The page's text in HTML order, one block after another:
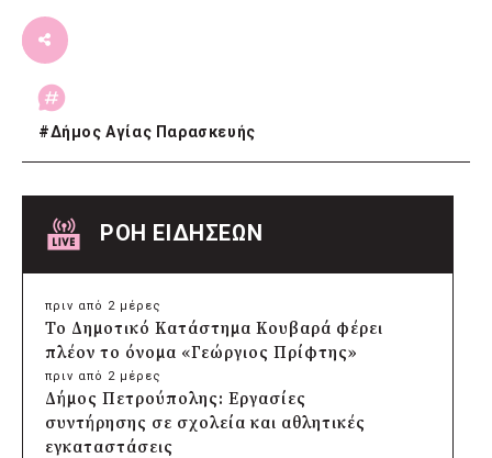
#Δήμος Αγίας Παρασκευής
ΡΟΗ ΕΙΔΗΣΕΩΝ
πριν από 2 μέρες
Το Δημοτικό Κατάστημα Κουβαρά φέρει
πλέον το όνομα «Γεώργιος Πρίφτης»
πριν από 2 μέρες
Δήμος Πετρούπολης: Εργασίες
συντήρησης σε σχολεία και αθλητικές
εγκαταστάσεις